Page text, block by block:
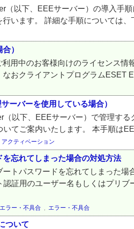
以下、EEEサーバー）の導入手
います。 詳細な手順については、
）
用中のお客様向けのライセンス情
おクライアントプログラムESET
ーバーを使用している場合）
以下、EEEサーバー）で管理す
てご案内いたします。 本手順は
アクティベーション
忘れてしまった場合の対処方法
トパスワードを忘れてしまった
証用のユーザー名もしくはプリ
エラー・不具合 , エラー・不具合
ついて